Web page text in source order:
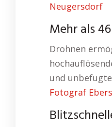
Neugersdorf
Mehr als
Drohnen
und
Fotograf